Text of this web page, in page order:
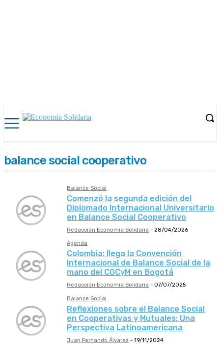
balance social cooperativo
Balance Social
Comenzó la segunda edición del
Diplomado Internacional Universitario
en Balance Social Cooperativo
Redacción Economía Solidaria - 28/04/2026
Agenda
Colombia: llega la Convención
Internacional de Balance Social de la
mano del CGCyM en Bogotá
Redacción Economía Solidaria - 07/07/2025
Balance Social
Reflexiones sobre el Balance Social
en Cooperativas y Mutuales: Una
Perspectiva Latinoamericana
Juan Fernando Álvarez - 19/11/2024